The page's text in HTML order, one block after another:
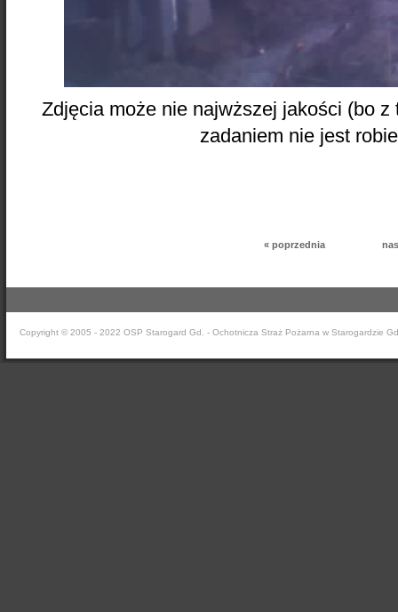
Zdjęcia może nie najwższej jakości (bo
zadaniem nie jest
« poprzednia
Copyright © 2005 - 2022 OSP Starogard Gd. - Ochotnicza Straż Pożarna w Starogardzie